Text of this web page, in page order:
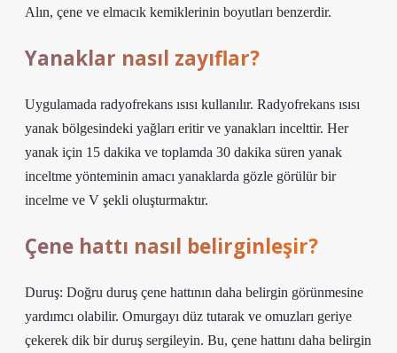
Alın, çene ve elmacık kemiklerinin boyutları benzerdir.
Yanaklar nasıl zayıflar?
Uygulamada radyofrekans ısısı kullanılır. Radyofrekans ısısı
yanak bölgesindeki yağları eritir ve yanakları incelttir. Her
yanak için 15 dakika ve toplamda 30 dakika süren yanak
inceltme yönteminin amacı yanaklarda gözle görülür bir
incelme ve V şekli oluşturmaktır.
Çene hattı nasıl belirginleşir?
Duruş: Doğru duruş çene hattının daha belirgin görünmesine
yardımcı olabilir. Omurgayı düz tutarak ve omuzları geriye
çekerek dik bir duruş sergileyin. Bu, çene hattını daha belirgin